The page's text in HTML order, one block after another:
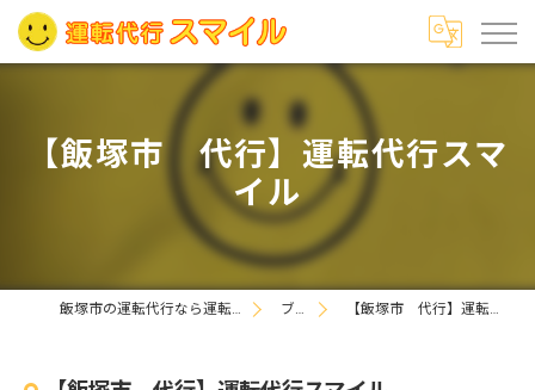
【飯塚市 代行】運転代行スマ
イル
飯塚市の運転代行なら運転代行スマイル ブログ 【飯塚市 代行】運転代行スマイル